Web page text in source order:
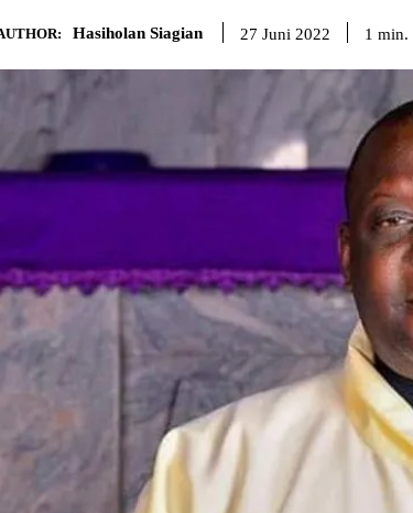
Hasiholan Siagian 27 Juni 2022 1 min.